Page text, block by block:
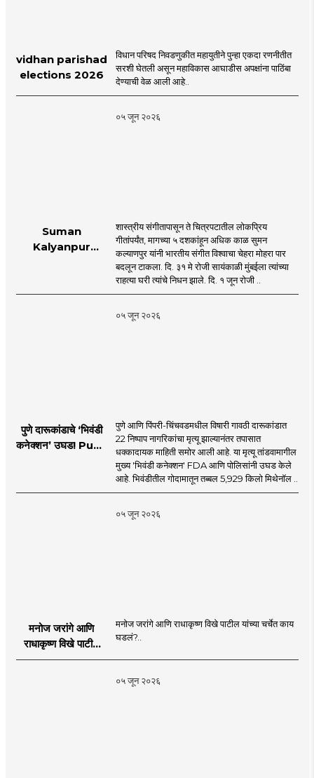
vidhan parishad
elections 2026
विधान परिषद निवडणुकीत महायुतीने पुन्हा एकदा रणनीतीत
सरशी घेतली असून महाविकास आघाडीस अपक्षांना पाठिंबा
देण्याची वेळ आली आहे..
०५ जून २०२६
Suman
Kalyanpur
mumbai |
शास्त्रीय संगीतापासून ते चित्रपटातील लोकप्रिय
गीतांपर्यंत, मागच्या ५ दशकांहून अधिक काळ सुमन
कल्याणपुर यांनी भारतीय संगीत विश्वाचा चेहरा मोहरा पार
बदलून टाकला. दि. ३१ मे रोजी सायंकाळी मुंबईला त्यांच्या
राहत्या घरी त्यांचे निधन झाले. दि. १ जून रोजी ..
०५ जून २०२६
पुणे दारूकांडाचे ‘भिवंडी
कनेक्शन’ उघड! Pune
पुणे आणि पिंपरी-चिंचवडमधील विषारी गावठी दारूकांडात
22 निष्पाप नागरिकांचा मृत्यू झाल्यानंतर तपासात
धक्कादायक माहिती समोर आली आहे. या मृत्यू तांडवामागील
मुख्य 'भिवंडी कनेक्शन' FDA आणि पोलिसांनी उघड केले
आहे. भिवंडीतील गोदामातून तब्बल 5,929 किलो मिथेनॉल ..
०५ जून २०२६
मनोज जरांगे आणि
राधाकृष्ण विखे पाटील
यांच्या चर्चेत काय घडलं?
मनोज जरांगे आणि राधाकृष्ण विखे पाटील यांच्या चर्चेत काय
घडलं?..
०५ जून २०२६